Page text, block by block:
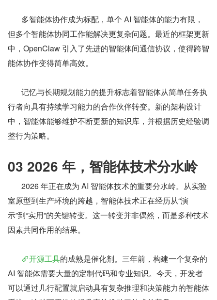
但多个智能体协同工作能解决更复杂问题。最近的框架更新
中，OpenClaw 引入了先进的智能体间通信协议，使得跨智
能体协作变得简单高效。
行者向具有持续学习能力的合作伙伴转变。新的架构设计
中，智能体能够维护不断更新的知识库，并根据历史经验调
整行为策略。
03 2026 年，智能体技术分水岭
室原型到生产环境的跨越，智能体技术正在经历从“演
示”到“实用”的关键转变。这一转变并非偶然，而是多种技术
因素共同作用的结果。
开源工具的成熟是催化剂。三年前，构建一个复杂的
AI 智能体需要大量的定制代码和专业知识。今天，开发者
可以通过几行配置就启动具有复杂推理和决策能力的智能体